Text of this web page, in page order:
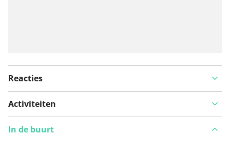
Reacties
Activiteiten
In de buurt